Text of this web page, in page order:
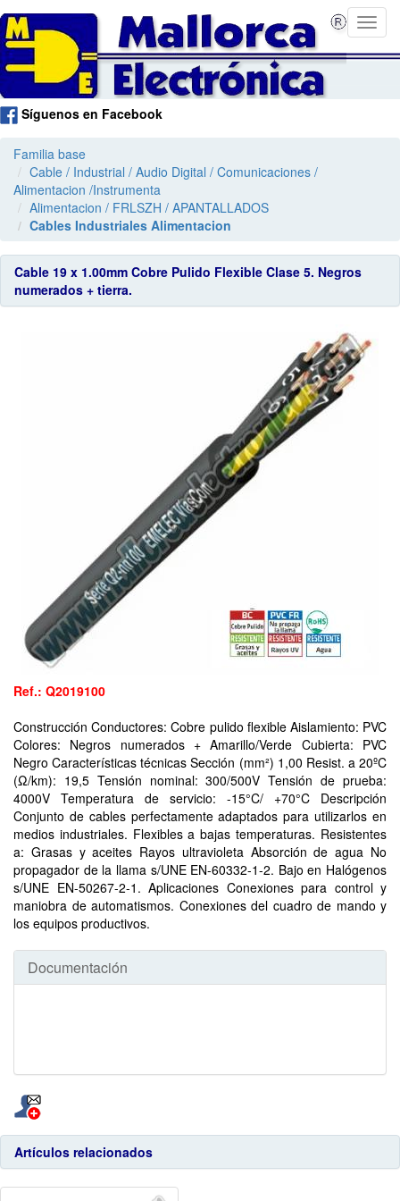
Síguenos en Facebook
Familia base
Cable / Industrial / Audio Digital / Comunicaciones /
Alimentacion /Instrumenta
Alimentacion / FRLSZH / APANTALLADOS
Cables Industriales Alimentacion
Cable 19 x 1.00mm Cobre Pulido Flexible Clase 5. Negros
numerados + tierra.
Ref.: Q2019100
Construcción Conductores: Cobre pulido flexible Aislamiento: PVC
Colores: Negros numerados + Amarillo/Verde Cubierta: PVC
Negro Características técnicas Sección (mm²) 1,00 Resist. a 20ºC
(Ω/km): 19,5 Tensión nominal: 300/500V Tensión de prueba:
4000V Temperatura de servicio: -15°C/ +70°C Descripción
Conjunto de cables perfectamente adaptados para utilizarlos en
medios industriales. Flexibles a bajas temperaturas. Resistentes
a: Grasas y aceites Rayos ultravioleta Absorción de agua No
propagador de la llama s/UNE EN-60332-1-2. Bajo en Halógenos
s/UNE EN-50267-2-1. Aplicaciones Conexiones para control y
maniobra de automatismos. Conexiones del cuadro de mando y
los equipos productivos.
Documentación
Artículos relacionados